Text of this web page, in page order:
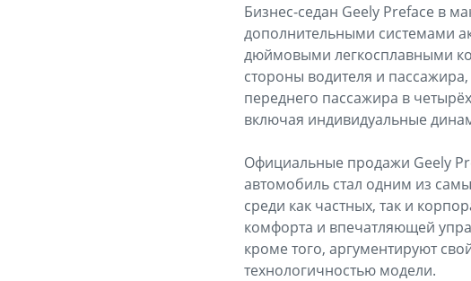
Бизнес-седан Geely Preface в
дополнительными системами
дюймовыми легкосплавными
стороны водителя и
переднего пассажира в
включая индивидуальные
Официальные продажи Geely
автомобиль стал одним из
среди как частных, так и
комфорта и впечатляющей
кроме того, аргументируют
технологичностью модели.